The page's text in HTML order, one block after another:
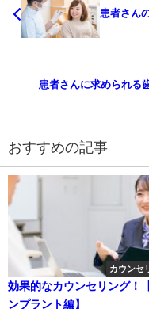
患者さん
患者さんに求められる
おすすめの記事
カウンセ
効果的なカウンセリング！
ンプラント編】